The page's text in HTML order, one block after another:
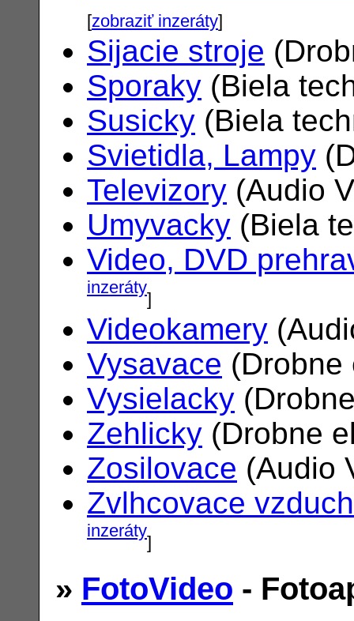
[zobraziť inzeráty]
Sijacie stroje
Sporaky (Biela
Susicky (Biela
Svietidla, Lampy
Televizory (Audio
Umyvacky (Biela
Video, DVD
inzeráty]
Videokamery
Vysavace
Vysielacky
Zehlicky (Drobne
Zosilovace (Audio
Zvlhcovace
inzeráty]
» FotoVideo -